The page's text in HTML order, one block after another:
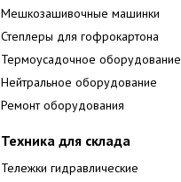
Мешкозашивочные машинки
Степлеры для гофрокартона
Термоусадочное оборудование
Нейтральное оборудование
Ремонт оборудования
Техника для склада
Тележки гидравлические